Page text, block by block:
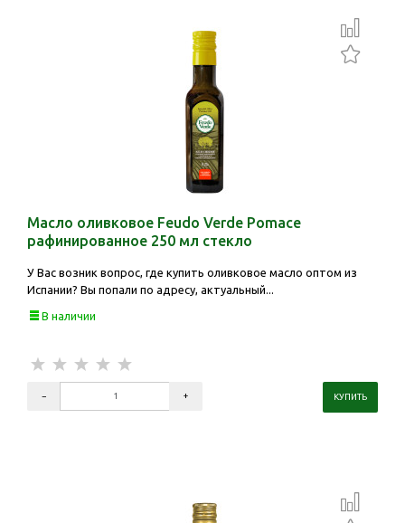
Масло оливковое Feudo Verde Pomace
рафинированное 250 мл стекло
У Вас возник вопрос, где купить оливковое масло оптом из
Испании? Вы попали по адресу, актуальный...
В наличии